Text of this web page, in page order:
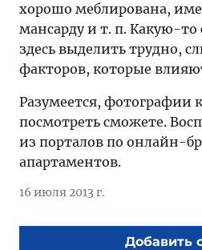
хорошо меблирована,
мансарду и т. п. Какую-
здесь выделить трудно,
факторов, которые
Разумеется, фотографии
посмотреть сможете.
из порталов по онлайн-
апартаментов.
16 июля 2013 г.
Добавить